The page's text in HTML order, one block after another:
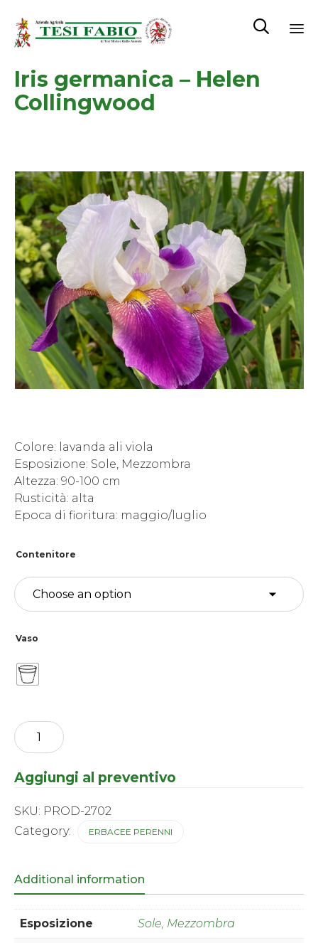

Iris germanica – Helen
Collingwood
Colore: lavanda ali viola
Esposizione: Sole, Mezzombra
Altezza: 90-100 cm
Rusticità: alta
Epoca di fioritura: maggio/luglio
Contenitore
Vaso
Iris
germanica
Collingwood
Aggiungi al preventivo
SKU: PROD-2702
Category:
ERBACEE PERENNI
Additional information
Esposizione Sole, Mezzombra